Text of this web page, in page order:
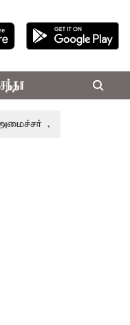
உடன் சி.வி.